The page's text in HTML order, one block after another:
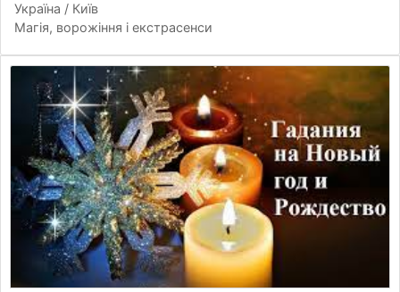
Україна / Київ
Магія, ворожіння і екстрасенси